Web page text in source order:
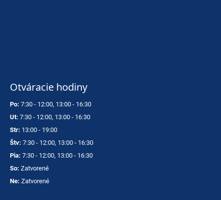
Otváracie hodiny
Po: 7:30 - 12:00, 13:00 - 16:30
Ut: 7:30 - 12:00, 13:00 - 16:30
Str: 13:00 - 19:00
Štv: 7:30 - 12:00, 13:00 - 16:30
Pia: 7:30 - 12:00, 13:00 - 16:30
So: Zatvorené
Ne: Zatvorené